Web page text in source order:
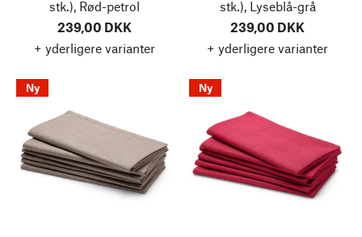
stk.), Rød-petrol
239,00 DKK
+ yderligere varianter
stk.), Lyseblå-grå
239,00 DKK
+ yderligere varianter
Ny Ny